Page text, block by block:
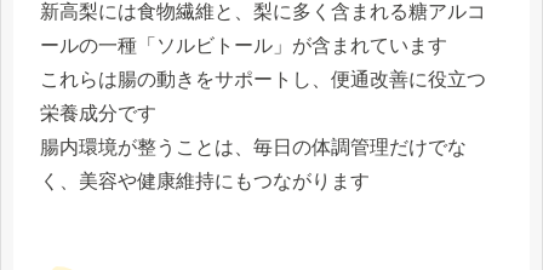
新高梨には食物繊維と、梨に多く含まれる糖アルコ
ールの一種「ソルビトール」が含まれています
これらは腸の動きをサポートし、便通改善に役立つ
栄養成分です
腸内環境が整うことは、毎日の体調管理だけでな
く、美容や健康維持にもつながります